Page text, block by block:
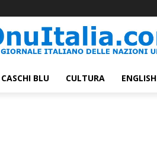
CASCHI BLU CULTURA ENGLISH